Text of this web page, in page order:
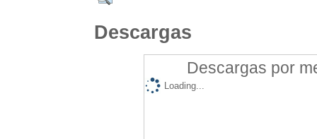
Descargas
Descargas por
Loading...